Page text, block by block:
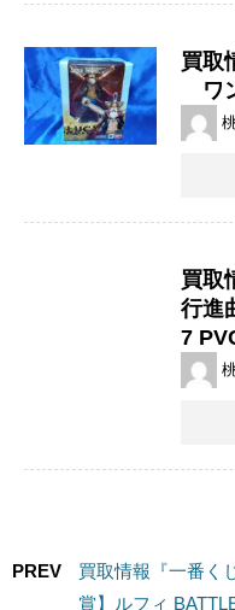
買取
ワ
買取
行進
7
PREV
買取情報『一番く
賞】ルフィ